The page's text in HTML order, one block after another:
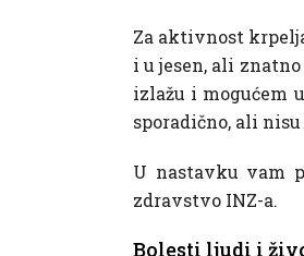
Za aktivnost
i u jesen, ali
izlažu i mogućem
sporadično, ali nisu
U nastavku vam
zdravstvo INZ-a.
Bolesti ljudi i